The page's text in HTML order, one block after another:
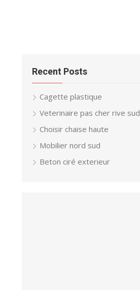
Recent Posts
Cagette plastique
Veterinaire pas cher rive sud
Choisir chaise haute
Mobilier nord sud
Beton ciré exterieur